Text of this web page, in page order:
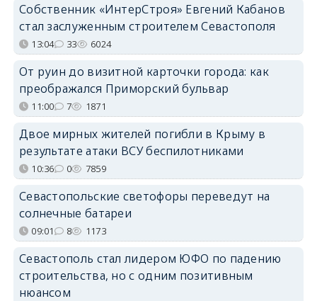
Собственник «ИнтерСтроя» Евгений Кабанов
стал заслуженным строителем Севастополя
13:04 33 6024
От руин до визитной карточки города: как
преображался Приморский бульвар
11:00 7 1871
Двое мирных жителей погибли в Крыму в
результате атаки ВСУ беспилотниками
10:36 0 7859
Севастопольские светофоры переведут на
солнечные батареи
09:01 8 1173
Севастополь стал лидером ЮФО по падению
строительства, но с одним позитивным
нюансом